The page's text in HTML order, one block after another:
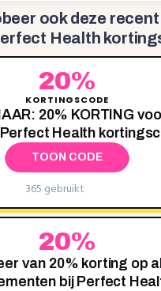
ook deze recent
Health
20%
KORTINGSCODE
20‌% KORTING
Health
TOON CODE
365 gebruikt
20%
van 20% korting op
bij Perfect